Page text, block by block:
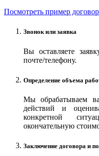
Посмотреть пример
Звонок или заявка
Вы оставляете
почте/телефону.
Определение объема
Мы обрабатываем
действий и
конкретной
окончательную
Заключение договора и